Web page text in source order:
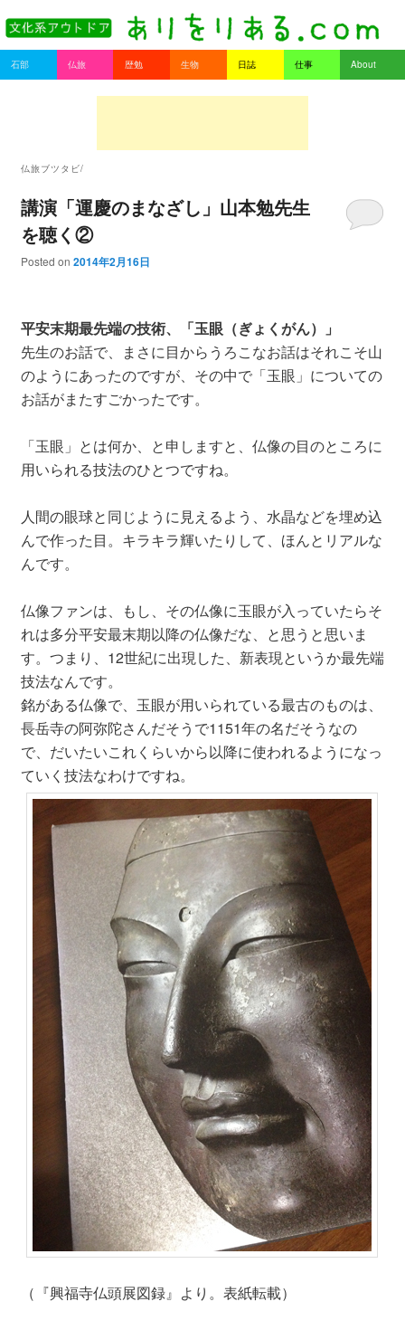
ありをりある.com
Main menu
Skip to primary content
Skip to secondary content
石部 仏旅 歴勉 生物 日誌 仕事 About
仏旅ブツタビ/
講演「運慶のまなざし」山本勉先生
を聴く②
Posted on 2014年2月16日
平安末期最先端の技術、「玉眼（ぎょくがん）」
先生のお話で、まさに目からうろこなお話はそれこそ山
のようにあったのですが、その中で「玉眼」についての
お話がまたすごかったです。
「玉眼」とは何か、と申しますと、仏像の目のところに
用いられる技法のひとつですね。
人間の眼球と同じように見えるよう、水晶などを埋め込
んで作った目。キラキラ輝いたりして、ほんとリアルな
んです。
仏像ファンは、もし、その仏像に玉眼が入っていたらそ
れは多分平安最末期以降の仏像だな、と思うと思いま
す。つまり、12世紀に出現した、新表現というか最先端
技法なんです。
銘がある仏像で、玉眼が用いられている最古のものは、
長岳寺の阿弥陀さんだそうで1151年の名だそうなの
で、だいたいこれくらいから以降に使われるようになっ
ていく技法なわけですね。
（『興福寺仏頭展図録』より。表紙転載）